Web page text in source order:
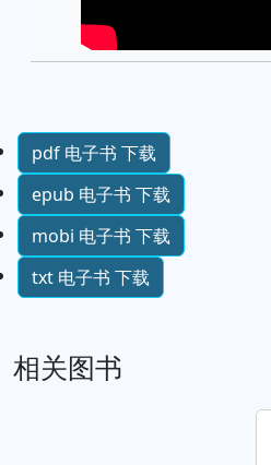
pdf 电子书 下载
epub 电子书 下载
mobi 电子书 下载
txt 电子书 下载
相关图书